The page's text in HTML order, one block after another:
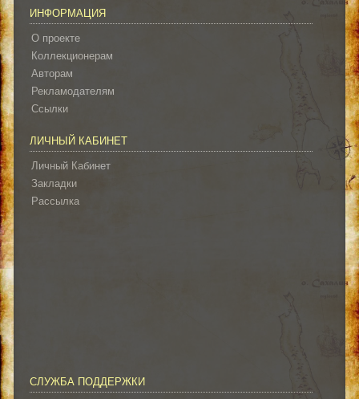
ИНФОРМАЦИЯ
О проекте
Коллекционерам
Авторам
Рекламодателям
Ссылки
ЛИЧНЫЙ КАБИНЕТ
Личный Кабинет
Закладки
Рассылка
СЛУЖБА ПОДДЕРЖКИ